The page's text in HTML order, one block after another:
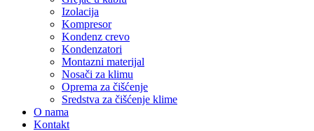
Izolacija
Kompresor
Kondenz crevo
Kondenzatori
Montazni materijal
Nosači za klimu
Oprema za čišćenje
Sredstva za čišćenje klime
O nama
Kontakt